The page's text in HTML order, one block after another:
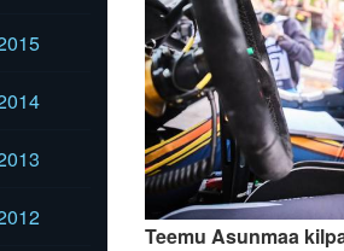
Teemu Asunmaa